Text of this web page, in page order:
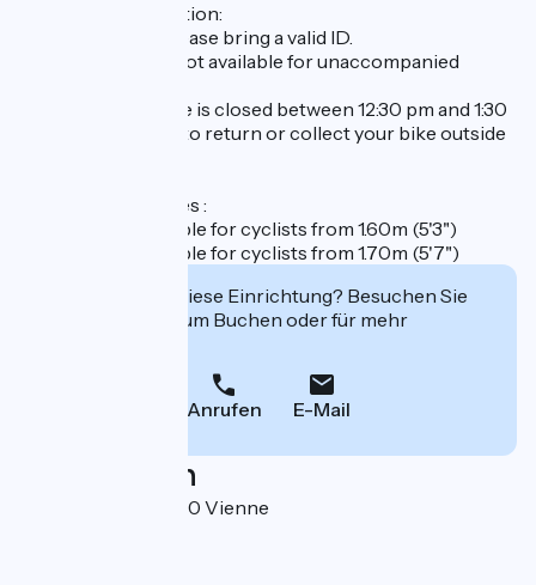
Additional information:
- To rend a bike, please bring a valid ID.
- Bike rentals are not available for unaccompanied
- The Tourist Office is closed between 12:30 pm and 1:30
pm, so please plan to return or collect your bike outside
Information on sizes :
- Size S bike : suitable for cyclists from 1.60m (5'3")
- Size L bike : suitable for cyclists from 1.70m (5'7")
Interessiert Sie diese Einrichtung? Besuchen Sie
deren Website zum Buchen oder für mehr
Anrufen E-Mail
Localisation
Cours Brillier 38200 Vienne